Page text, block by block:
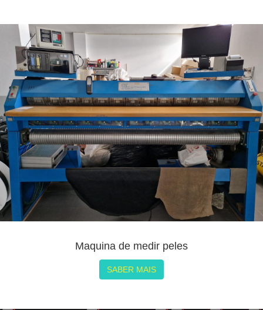
Maquina de medir peles
SABER MAIS